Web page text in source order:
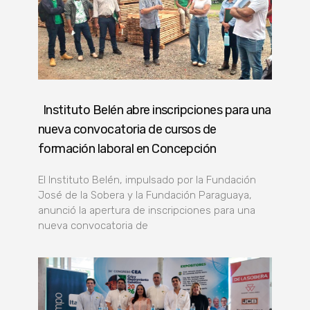
Instituto Belén abre inscripciones para una
nueva convocatoria de cursos de
formación laboral en Concepción
El Instituto Belén, impulsado por la Fundación
José de la Sobera y la Fundación Paraguaya,
anunció la apertura de inscripciones para una
nueva convocatoria de